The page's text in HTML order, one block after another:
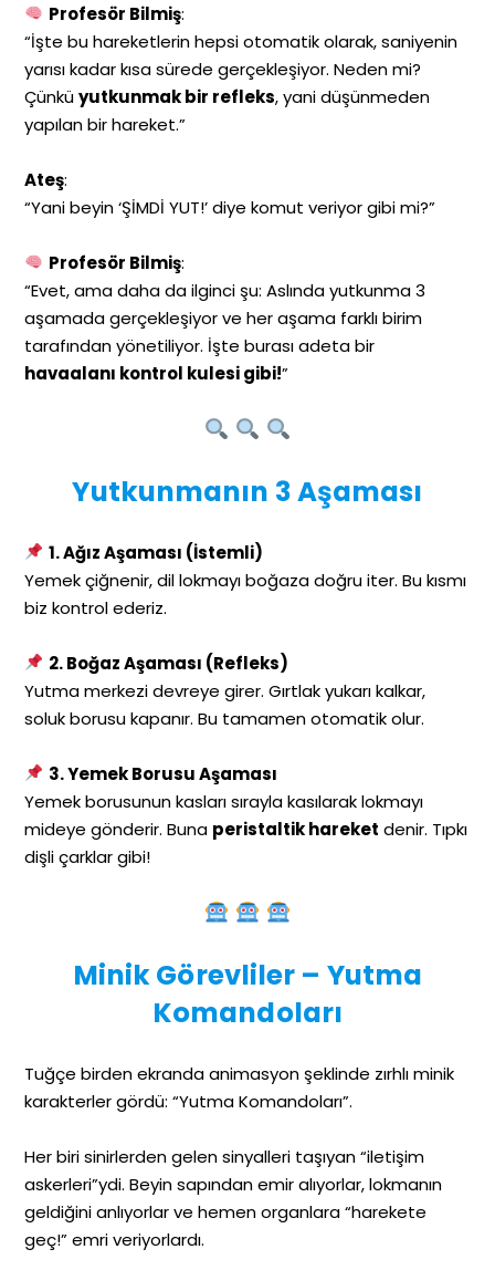
Profesör Bilmiş:
“İşte bu hareketlerin hepsi otomatik olarak, saniyenin
yarısı kadar kısa sürede gerçekleşiyor. Neden mi?
Çünküyutkunmak bir refleks, yani düşünmeden
yapılan bir hareket.”
Ateş:
“Yani beyin ‘ŞİMDİ YUT!’ diye komut veriyor gibi mi?”
Profesör Bilmiş:
“Evet, ama daha da ilginci şu: Aslında yutkunma 3
aşamada gerçekleşiyor ve her aşama farklı birim
tarafından yönetiliyor. İşte burası adeta bir
havaalanı kontrol kulesi gibi!”
Yutkunmanın 3 Aşaması
1. Ağız Aşaması (İstemli)
Yemek çiğnenir, dil lokmayı boğaza doğru iter. Bu kısmı
biz kontrol ederiz.
2. Boğaz Aşaması (Refleks)
Yutma merkezi devreye girer. Gırtlak yukarı kalkar,
soluk borusu kapanır. Bu tamamen otomatik olur.
3. Yemek Borusu Aşaması
Yemek borusunun kasları sırayla kasılarak lokmayı
mideye gönderir. Buna peristaltik hareket denir. Tıpkı
dişli çarklar gibi!
Minik Görevliler – Yutma
Komandoları
Tuğçe birden ekranda animasyon şeklinde zırhlı minik
karakterler gördü: “Yutma Komandoları”.
Her biri sinirlerden gelen sinyalleri taşıyan “iletişim
askerleri”ydi. Beyin sapından emir alıyorlar, lokmanın
geldiğini anlıyorlar ve hemen organlara “harekete
geç!” emri veriyorlardı.